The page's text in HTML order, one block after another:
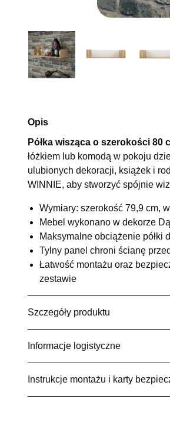
Opis
Półka wisząca o szerokości 80
łóżkiem lub komodą w pokoju
ulubionych dekoracji, książek i
WINNIE, aby stworzyć spójnie
Wymiary: szerokość 79,9 cm,
Mebel wykonano w dekorze
Maksymalne obciążenie półki
Tylny panel chroni ścianę
Łatwość montażu oraz
zestawie
Szczegóły produktu
Informacje logistyczne
Instrukcje montażu i karty